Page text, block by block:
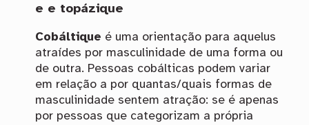
e e topázique
Cobáltique é uma orientação para aquelus
atraídes por masculinidade de uma forma ou
de outra. Pessoas cobálticas podem variar
em relação a por quantas/quais formas de
masculinidade sentem atração: se é apenas
por pessoas que categorizam a própria